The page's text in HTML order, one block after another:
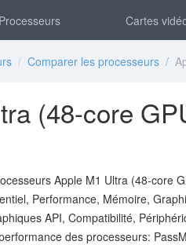
Processeurs Cartes
/ Comparer les processeurs /
(48-core
Apple M1 Ultra (48-core
Performance, Mémoire,
API, Compatibilité,
des processeurs: